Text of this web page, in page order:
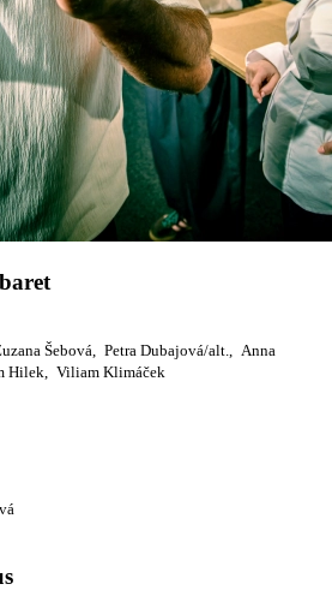
Šebová, Petra Dubajová/alt., Anna
Hilek, Viliam Klimáček